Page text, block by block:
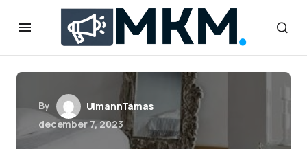
By
UlmannTamas
december 7, 2023